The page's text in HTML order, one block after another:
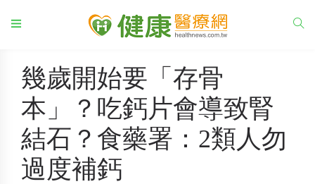
幾歲開始要「存骨
本」？吃鈣片會導致腎
結石？食藥署：2類人勿
過度補鈣